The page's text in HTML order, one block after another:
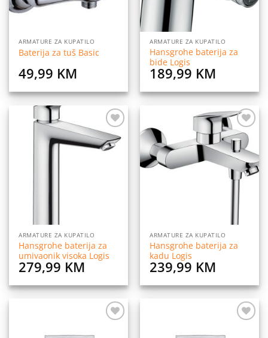
ARMATURE ZA KUPATILO
Baterija za tuš Basic
49,99 KM
ARMATURE ZA KUPATILO
Hansgrohe baterija za
bide Logis
189,99 KM
Dodaj
na
listu
ARMATURE ZA KUPATILO
Hansgrohe baterija za
umivaonik visoka Logis
279,99 KM
Dodaj
na
listu
želja
ARMATURE ZA KUPATILO
Hansgrohe baterija za
kadu Logis
239,99 KM